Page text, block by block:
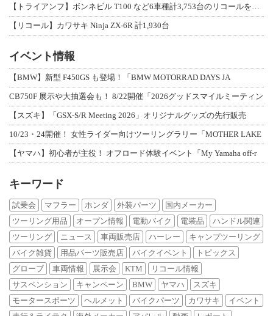
【リコール】カワサキ Ninja ZX-6R 計1,930台
イベント情報
【BMW】新型 F450GS も登場！「BMW MOTORRAD DAYS JA
CB750F 展示や大抽選会も！ 8/22開催「2026グッドスマイルミーティン
【スズキ】「GSX-S/R Meeting 2026」オリジナルグッズの先行販売
10/23・24開催！ 女性ライダー向けツーリングラリー「MOTHER LAKE
【ヤマハ】初心者が主役！ オフロード体験イベント「My Yamaha off-r
キーワード
試乗会 マフラー ホンダ 外装パーツ
国内メーカー
ツーリング用品
オープン情報 電動バイク 電装品
ハンドル関連
ツーリング
ニュース 車両販売店 ハーレー
キャンプツーリング
バイク雑貨
用品パーツ販売店 バイクイベント
トピックス
グローブ
車両情報 展示会 KTM
リコール情報
サスペンション
キャンペーン BMW ヤマハ
スズキ
モータースポーツ
ヘルメット バイクパーツ カワサキ
イベント